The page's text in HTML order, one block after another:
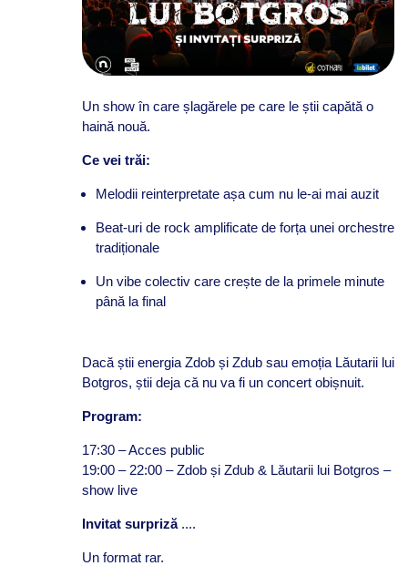
Un show în care șlagărele pe care le știi capătă o
haină nouă.
Ce vei trăi:
Melodii reinterpretate așa cum nu le-ai mai auzit
Beat-uri de rock amplificate de forța unei orchestre
tradiționale
Un vibe colectiv care crește de la primele minute
până la final
Dacă știi energia Zdob și Zdub sau emoția Lăutarii lui
Botgros, știi deja că nu va fi un concert obișnuit.
Program:
17:30 – Acces public
19:00 – 22:00 – Zdob și Zdub & Lăutarii lui Botgros –
show live
Invitat surpriză....
Un format rar.